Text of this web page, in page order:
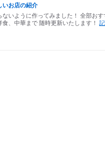
お店の紹介
いように作ってみました！ 全部お
、中華まで 随時更新いたします！